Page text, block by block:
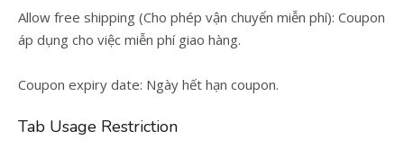
Allow free shipping (Cho phép vận chuyển miễn phí): Coupon
áp dụng cho việc miễn phí giao hàng.
Coupon expiry date: Ngày hết hạn coupon.
Tab Usage Restriction